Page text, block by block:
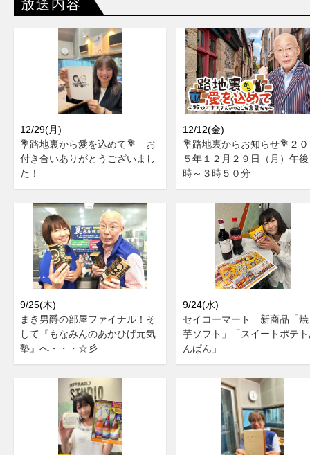
放送内容
12/29(月)
💐路地裏から愛を込めて💐 お
付き合いありがとうございまし
た！
12/12(金)
💐路地裏からお知らせ💐２
５年１２月２９日（月）午
時～３時５０分
9/25(木)
まき男爵の部屋ファイナル！そ
して『もなみんのあかひげ元気
塾』へ・・・☆彡
9/24(水)
セイコーマート 新商品「焼
芋ソフト」「スイートポテ
んぱん」